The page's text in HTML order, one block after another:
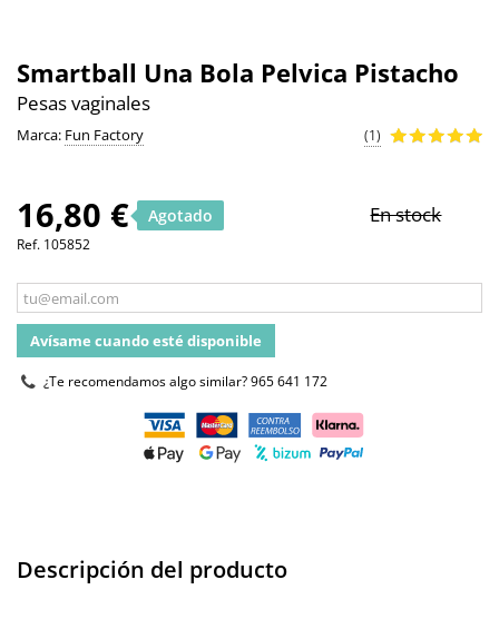
Smartball Una Bola Pelvica Pistacho
Pesas vaginales
Marca: Fun Factory (1)
16,80 € Agotado En stock
Ref. 105852
Avísame cuando esté disponible
¿Te recomendamos algo similar?965 641 172
Descripción del producto